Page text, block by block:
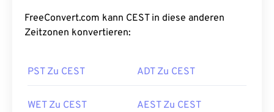
FreeConvert.com kann CEST in diese anderen
Zeitzonen konvertieren:
PST Zu CEST ADT Zu CEST
WET Zu CEST AEST Zu CEST